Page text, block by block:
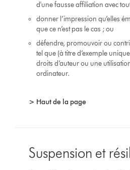
d'une fausse affiliation avec
donner l’impression qu’elles
que ce n’est pas le cas ; ou
défendre, promouvoir ou
tel que (à titre d’exemple
droits d’auteur ou une
ordinateur.
> Haut de la page
Suspension et